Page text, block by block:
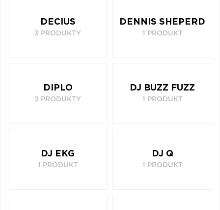
DECIUS
3 PRODUKTY
DENNIS SHEPERD
1 PRODUKT
DIPLO
2 PRODUKTY
DJ BUZZ FUZZ
1 PRODUKT
DJ EKG
1 PRODUKT
DJ Q
1 PRODUKT